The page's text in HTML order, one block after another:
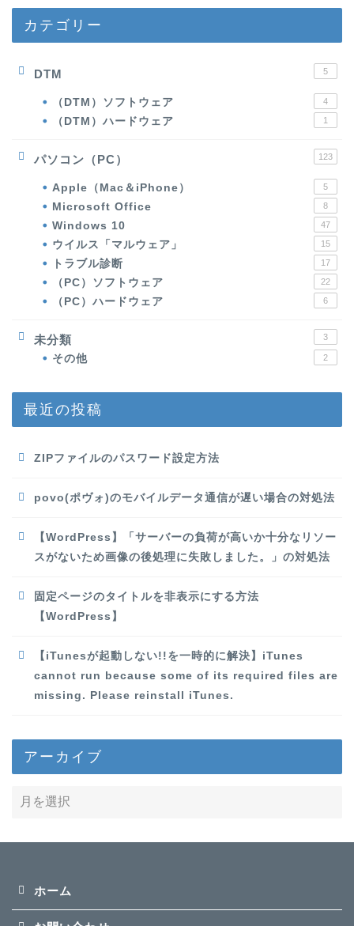
カテゴリー
DTM 5
（DTM）ソフトウェア 4
（DTM）ハードウェア 1
パソコン（PC） 123
Apple（Mac＆iPhone） 5
Microsoft Office 8
Windows 10 47
ウイルス「マルウェア」 15
トラブル診断 17
（PC）ソフトウェア 22
（PC）ハードウェア 6
未分類 3
その他 2
最近の投稿
ZIPファイルのパスワード設定方法
povo(ポヴォ)のモバイルデータ通信が遅い場合の対処法
【WordPress】「サーバーの負荷が高いか十分なリソー
スがないため画像の後処理に失敗しました。」の対処法
固定ページのタイトルを非表示にする方法
【WordPress】
【iTunesが起動しない!!を一時的に解決】iTunes
cannot run because some of its required files are
missing. Please reinstall iTunes.
アーカイブ
ホーム